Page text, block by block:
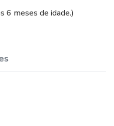
6 meses de idade.)